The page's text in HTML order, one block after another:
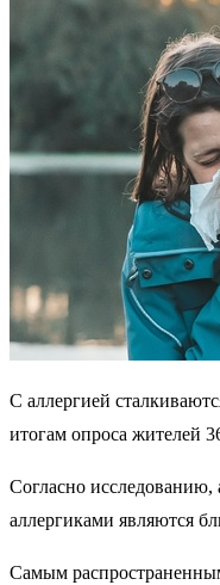
С аллергией
итогам опроса жителей
Согласно исследованию,
аллергиками являются
Самым